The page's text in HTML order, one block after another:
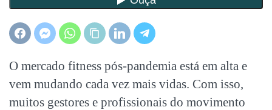
O mercado fitness pós-pandemia está em alta e
vem mudando cada vez mais vidas. Com isso,
muitos gestores e profissionais do movimento